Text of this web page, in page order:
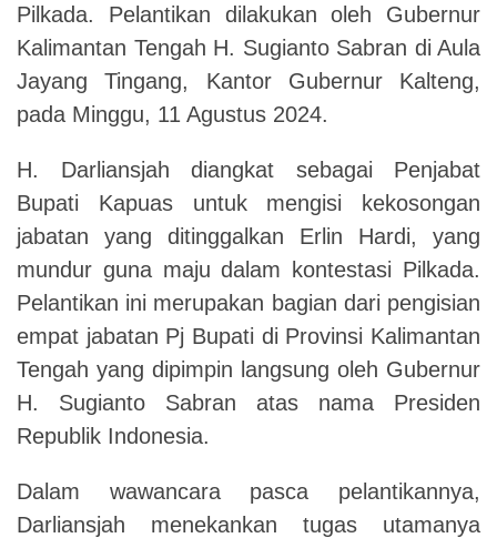
Pilkada. Pelantikan dilakukan oleh Gubernur
Kalimantan Tengah H. Sugianto Sabran di Aula
Jayang Tingang, Kantor Gubernur Kalteng,
pada Minggu, 11 Agustus 2024.
H. Darliansjah diangkat sebagai Penjabat
Bupati Kapuas untuk mengisi kekosongan
jabatan yang ditinggalkan Erlin Hardi, yang
mundur guna maju dalam kontestasi Pilkada.
Pelantikan ini merupakan bagian dari pengisian
empat jabatan Pj Bupati di Provinsi Kalimantan
Tengah yang dipimpin langsung oleh Gubernur
H. Sugianto Sabran atas nama Presiden
Republik Indonesia.
Dalam wawancara pasca pelantikannya,
Darliansjah menekankan tugas utamanya